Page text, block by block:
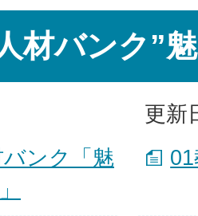
材バンク”
更新
ンク「魅